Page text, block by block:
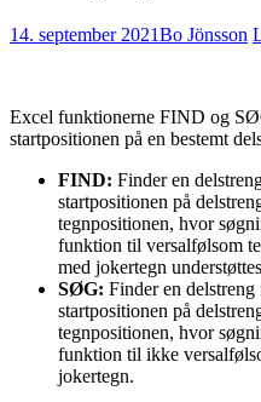
14. september 2021Bo Jönsson
Excel funktionerne FIND og
startpositionen på en bestemt
FIND: Finder en
startpositionen på
tegnpositionen, hvor
funktion til versalfølsom
med jokertegn
SØG: Finder en delstreng
startpositionen på
tegnpositionen, hvor
funktion til ikke
jokertegn.